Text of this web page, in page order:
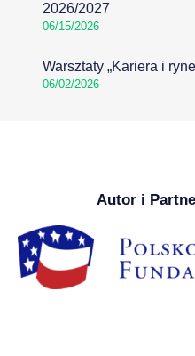
2026/2027
06/15/2026
Warsztaty „Kariera i
06/02/2026
Autor i